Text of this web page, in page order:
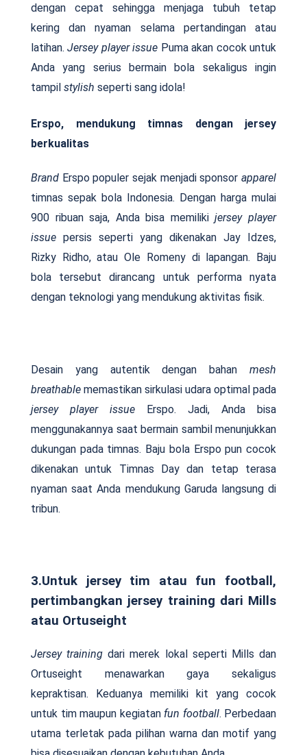
dengan cepat sehingga menjaga tubuh tetap
kering dan nyaman selama pertandingan atau
latihan.Jersey player issue Puma akan cocok untuk
Anda yang serius bermain bola sekaligus ingin
tampil stylish seperti sang idola!
Erspo, mendukung timnas dengan jersey
berkualitas
Brand Erspo populer sejak menjadi sponsor apparel
timnas sepak bola Indonesia. Dengan harga mulai
900 ribuan saja, Anda bisa memilikijersey player
issue persis seperti yang dikenakan Jay Idzes,
Rizky Ridho, atau Ole Romeny di lapangan. Baju
bola tersebut dirancang untuk performa nyata
dengan teknologi yang mendukung aktivitas fisik.
Desain yang autentik dengan bahan mesh
breathable memastikan sirkulasi udara optimal pada
jersey player issue Erspo. Jadi, Anda bisa
menggunakannya saat bermain sambil menunjukkan
dukungan pada timnas. Baju bola Erspo pun cocok
dikenakan untuk Timnas Day dan tetap terasa
nyaman saat Anda mendukung Garuda langsung di
tribun.
3.Untuk jersey tim atau fun football,
pertimbangkan jersey training dari Mills
atau Ortuseight
Jersey training dari merek lokal seperti Mills dan
Ortuseight menawarkan gaya sekaligus
kepraktisan. Keduanya memiliki kit yang cocok
untuk tim maupun kegiatan fun football. Perbedaan
utama terletak pada pilihan warna dan motif yang